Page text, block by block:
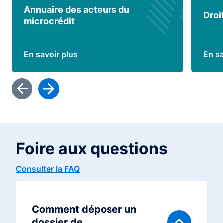
Annuaire des acteurs du
microcrédit
En savoir plus En
Foire aux questions
Consulter la FAQ
Comment déposer un